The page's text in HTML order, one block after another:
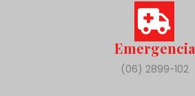
Emergencia
(06) 2899-102